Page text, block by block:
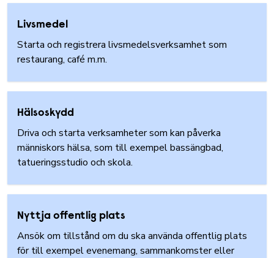
Livsmedel
Starta och registrera livsmedelsverksamhet som
restaurang, café m.m.
Hälsoskydd
Driva och starta verksamheter som kan påverka
människors hälsa, som till exempel bassängbad,
tatueringsstudio och skola.
Nyttja offentlig plats
Ansök om tillstånd om du ska använda offentlig plats
för till exempel evenemang, sammankomster eller